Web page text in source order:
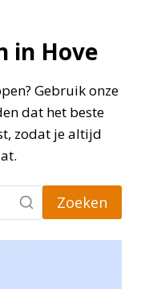
in Hove
Gebruik onze
dat het beste
zodat je altijd
Zoeken